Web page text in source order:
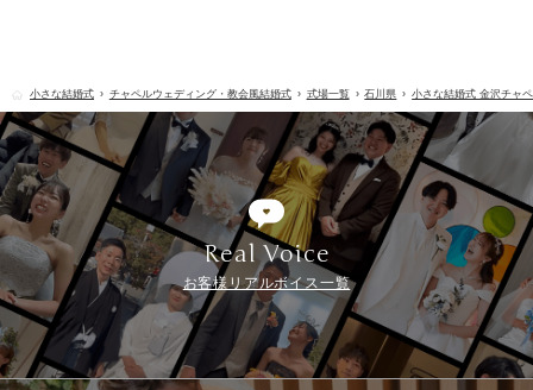
小さな結婚式 チャペルウェディング・教会風結婚式 式場一覧 石川県 小さな結婚式 金沢チャ
Real Voice
お客様リアルボイス一覧